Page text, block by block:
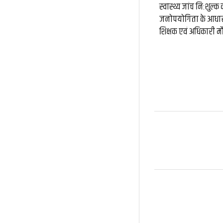
स्वास्थ्य जांच नि:शुल्क
जनोपयोगिता के
शिक्षक एवं अधिकारी